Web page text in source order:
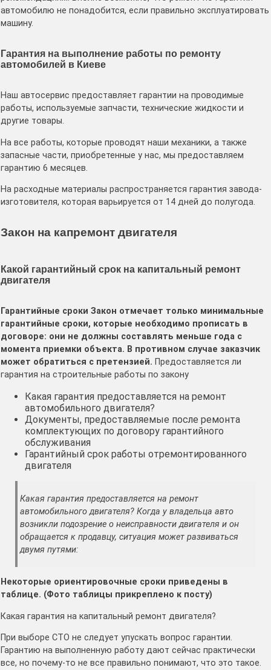
автомобилю не понадобится, если правильно эксплуатировать
машину.
Гарантия на выполнение работы по ремонту
автомобилей в Киеве
Наш автосервис предоставляет гарантии на проводимые
работы, используемые запчасти, технические жидкости и
другие товары.
На все работы, которые проводят наши механики, а также
запасные части, приобретенные у нас, мы предоставляем
гарантию 6 месяцев.
На расходные материалы распространяется гарантия завода-
изготовителя, которая варьируется от 14 дней до полугода.
Закон на капремонт двигателя
Какой гарантийный срок на капитальный ремонт
двигателя
Гарантийные сроки Закон отмечает только минимальные
гарантийные сроки, которые необходимо прописать в
договоре: они не должны составлять меньше года с
момента приемки объекта. В противном случае заказчик
может обратиться с претензией. Предоставляется ли
гарантия на строительные работы по закону
Какая гарантия предоставляется на ремонт
автомобильного двигателя?
Документы, предоставляемые после ремонта
комплектующих по договору гарантийного
обслуживания
Гарантийный срок работы отремонтированного
двигателя
Какая гарантия предоставляется на ремонт
автомобильного двигателя? Когда у владельца авто
возникли подозрение о неисправности двигателя и он
обращается к продавцу, ситуация может развиваться
двумя путями:
Некоторые ориентировочные сроки приведены в
таблице. (Фото таблицы прикреплено к посту)
Какая гарантия на капитальный ремонт двигателя?
При выборе СТО не следует упускать вопрос гарантии.
Гарантию на выполненную работу дают сейчас практически
все, но почему-то не все правильно понимают, что это такое.